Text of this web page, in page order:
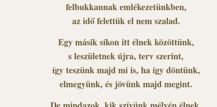
felbukkannak emlékezetünkben,
az idő felettük el nem szalad.
Egy másik síkon itt élnek közöttünk,
s leszületnek újra, terv szerint,
így teszünk majd mi is, ha így döntünk,
elmegyünk, és jövünk majd megint.